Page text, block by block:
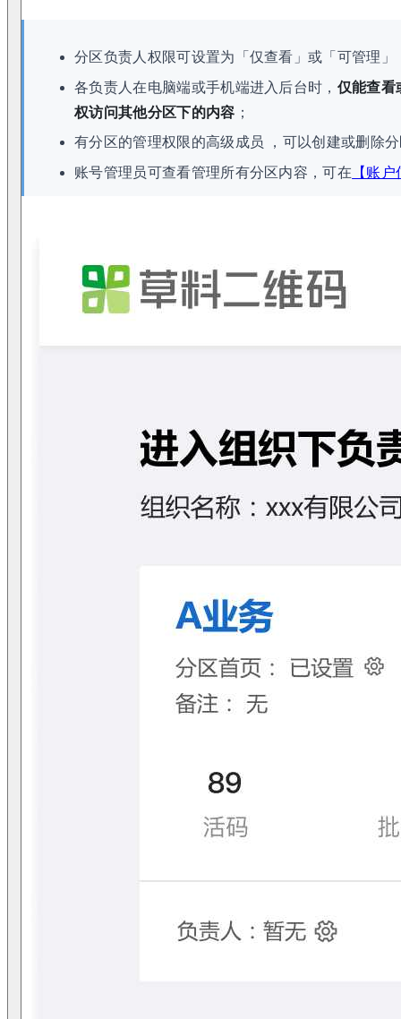
分区负责人权限可设置为「仅查看」或「可管理」
各负责人在电脑端或手机端进入后台时， 仅能查看
权访问其他分区下的内容 ；
有分区的管理权限的高级成员 ，可以创建或删除
账号管理员可查看管理所有分区内容，可在 【账